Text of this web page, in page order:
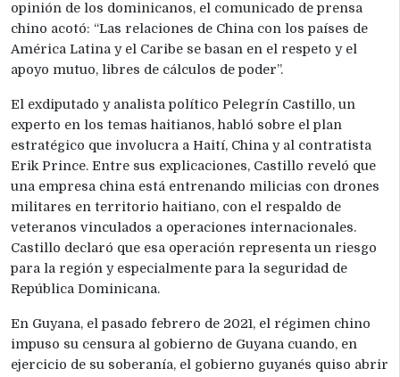
opinión de los dominicanos, el comunicado de prensa
chino acotó: “Las relaciones de China con los países de
América Latina y el Caribe se basan en el respeto y el
apoyo mutuo, libres de cálculos de poder”.
El exdiputado y analista político Pelegrín Castillo, un
experto en los temas haitianos, habló sobre el plan
estratégico que involucra a Haití, China y al contratista
Erik Prince. Entre sus explicaciones, Castillo reveló que
una empresa china está entrenando milicias con drones
militares en territorio haitiano, con el respaldo de
veteranos vinculados a operaciones internacionales.
Castillo declaró que esa operación representa un riesgo
para la región y especialmente para la seguridad de
República Dominicana.
En Guyana, el pasado febrero de 2021, el régimen chino
impuso su censura al gobierno de Guyana cuando, en
ejercicio de su soberanía, el gobierno guyanés quiso abrir